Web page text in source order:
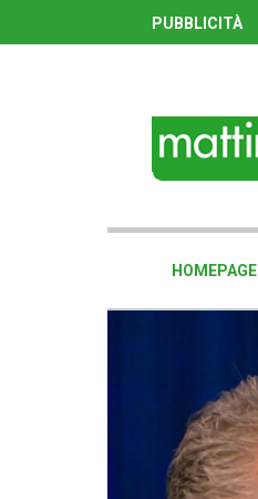
PUBBLICITÀ
HOMEPAGE